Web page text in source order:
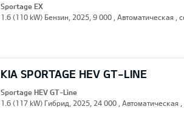
Sportage EX
1.6 (110 kW) Бензин, 2025, 9 000 , Автоматическая ,
KIA SPORTAGE HEV GT-LINE
Sportage HEV GT-Line
1.6 (117 kW) Гибрид, 2025, 24 000 , Автоматическая ,